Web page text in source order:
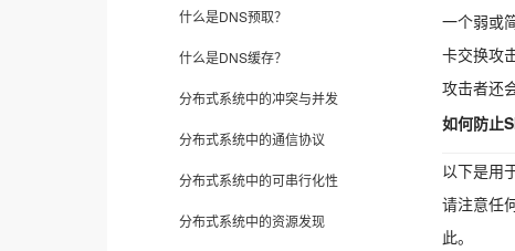
什么是DNS预取？
什么是DNS缓存？
分布式系统中的冲突与并发
分布式系统中的通信协议
分布式系统中的可串行化性
分布式系统中的资源发现
一个弱或
卡交换攻
攻击者还
如何防止
以下是用
请注意任
此。